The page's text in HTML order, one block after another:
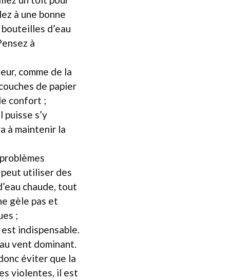
à une bonne
d’eau
à
comme de la
de papier
confort ;
puisse s’y
à maintenir la
utiliser des
chaude, tout
gèle pas et
;
indispensable.
vent dominant.
éviter que la
violentes, il est